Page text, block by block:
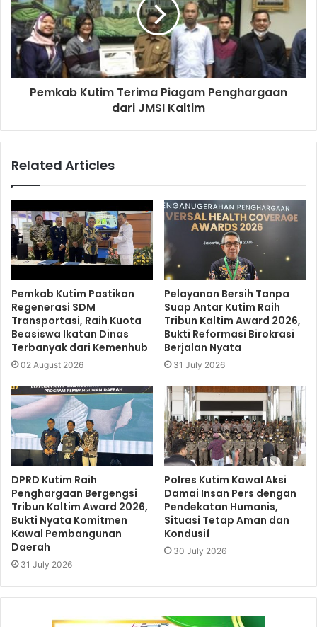
Pemkab Kutim Terima Piagam Penghargaan
dari JMSI Kaltim
Related Articles
Pemkab Kutim Pastikan
Regenerasi SDM
Transportasi, Raih Kuota
Beasiswa Ikatan Dinas
Terbanyak dari Kemenhub
02 August 2026
Pelayanan Bersih Tanpa
Suap Antar Kutim Raih
Tribun Kaltim Award 2026,
Bukti Reformasi Birokrasi
Berjalan Nyata
31 July 2026
DPRD Kutim Raih
Penghargaan Bergengsi
Tribun Kaltim Award 2026,
Bukti Nyata Komitmen
Kawal Pembangunan
Daerah
31 July 2026
Polres Kutim Kawal Aksi
Damai Insan Pers dengan
Pendekatan Humanis,
Situasi Tetap Aman dan
Kondusif
30 July 2026